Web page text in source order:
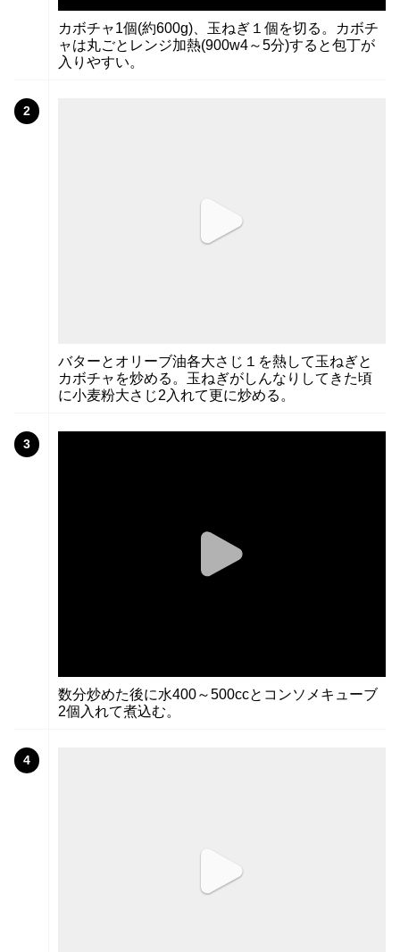
カボチャ1個(約600g)、玉ねぎ１個を切る。カボチ
ャは丸ごとレンジ加熱(900w4～5分)すると包丁が
入りやすい。
2
バターとオリーブ油各大さじ１を熱して玉ねぎと
カボチャを炒める。玉ねぎがしんなりしてきた頃
に小麦粉大さじ2入れて更に炒める。
3
数分炒めた後に水400～500ccとコンソメキューブ
2個入れて煮込む。
4